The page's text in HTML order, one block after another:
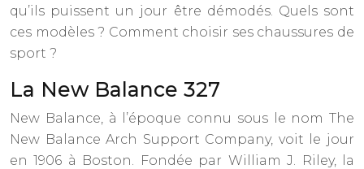
qu’ils puissent un jour être démodés. Quels sont
ces modèles ? Comment choisir ses chaussures de
sport ?
La New Balance 327
New Balance, à l’époque connu sous le nom The
New Balance Arch Support Company, voit le jour
en 1906 à Boston. Fondée par William J. Riley, la